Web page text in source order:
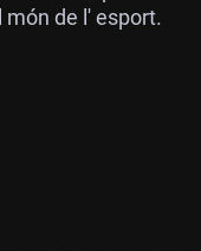
de l' esport.